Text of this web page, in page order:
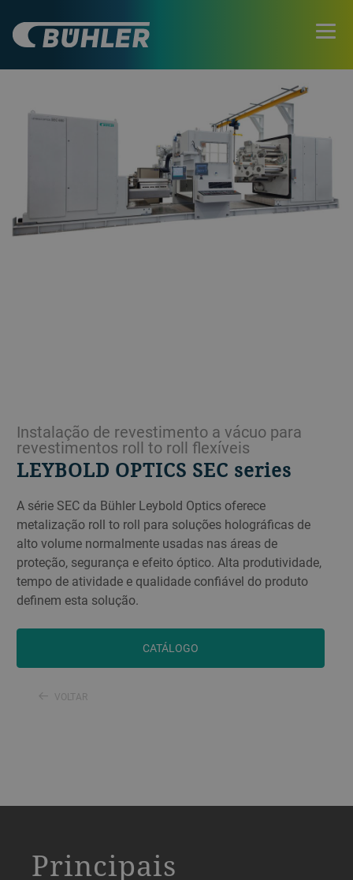
Instalação de revestimento a vácuo para
revestimentos roll to roll flexíveis
LEYBOLD OPTICS SEC series
A série SEC da Bühler Leybold Optics oferece
metalização roll to roll para soluções holográficas de
alto volume normalmente usadas nas áreas de
proteção, segurança e efeito óptico. Alta produtividade,
tempo de atividade e qualidade confiável do produto
definem esta solução.
CATÁLOGO
VOLTAR
Principais